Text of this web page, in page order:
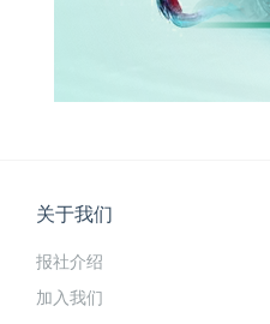
关于我们
报社介绍
加入我们